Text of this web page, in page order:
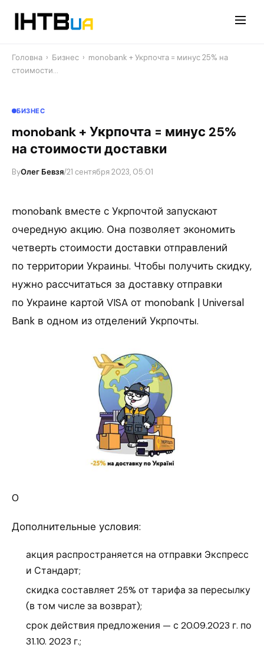
Головна › Бизнес › monobank + Укрпочта = минус 25% на
стоимости…
БИЗНЕС
monobank + Укрпочта = минус 25%
на стоимости доставки
ByОлег Бевзя/21 сентября 2023, 05:01
monobank вместе с Укрпочтой запускают
очередную акцию. Она позволяет экономить
четверть стоимости доставки отправлений
по территории Украины. Чтобы получить скидку,
нужно рассчитаться за доставку отправки
по Украине картой VISA от monobank | Universal
Bank в одном из отделений Укрпочты.
0
Дополнительные условия:
акция распространяется на отправки Экспресс
и Стандарт;
скидка составляет 25% от тарифа за пересылку
(в том числе за возврат);
срок действия предложения — с 20.09.2023 г. по
31.10. 2023 г.;